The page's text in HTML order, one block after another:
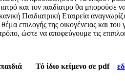
και τον παιδίατρο θα μπορούσε
Παιδιατρική Εταιρεία
θέμα επιλογής της οι­κογένειας και
ώστε να απο­φεύγουμε τις
Τό ίδιο κείμενο σε pdf